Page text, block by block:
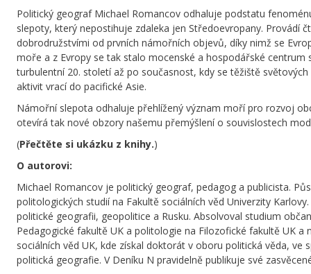
Politický geograf Michael Romancov odhaluje podstatu
slepoty, který nepostihuje zdaleka jen Středoevropany. Provádí
dobrodružstvími od prvních námořních objevů, díky nimž se
moře a z Evropy se tak stalo mocenské a hospodářské centrum
turbulentní 20. století až po současnost, kdy se těžiště
aktivit vrací do pacifické Asie.
Námořní slepota odhaluje přehlížený význam moří pro rozvoj
otevírá tak nové obzory našemu přemýšlení o souvislostech
(Přečtěte si ukázku z knihy.)
O autorovi:
Michael Romancov je politický geograf, pedagog a publicista.
politologických studií na Fakultě sociálních věd Univerzity
politické geografii, geopolitice a Rusku. Absolvoval studium
Pedagogické fakultě UK a politologie na Filozofické fakultě UK a
sociálních věd UK, kde získal doktorát v oboru politická věda, ve
politická geografie. V Deníku N pravidelně publikuje své